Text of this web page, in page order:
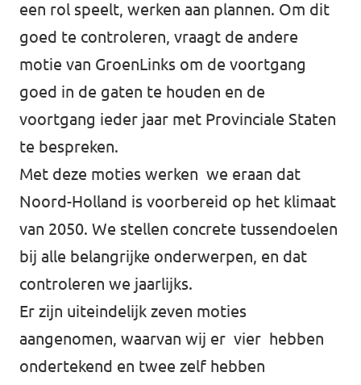
een rol speelt, werken aan plannen. Om dit
goed te controleren, vraagt de andere
motie van GroenLinks om de voortgang
goed in de gaten te houden en de
voortgang ieder jaar met Provinciale Staten
te bespreken.
Met deze moties werken we eraan dat
Noord-Holland is voorbereid op het klimaat
van 2050. We stellen concrete tussendoelen
bij alle belangrijke onderwerpen, en dat
controleren we jaarlijks.
Er zijn uiteindelijk zeven moties
aangenomen, waarvan wij er vier hebben
ondertekend en twee zelf hebben